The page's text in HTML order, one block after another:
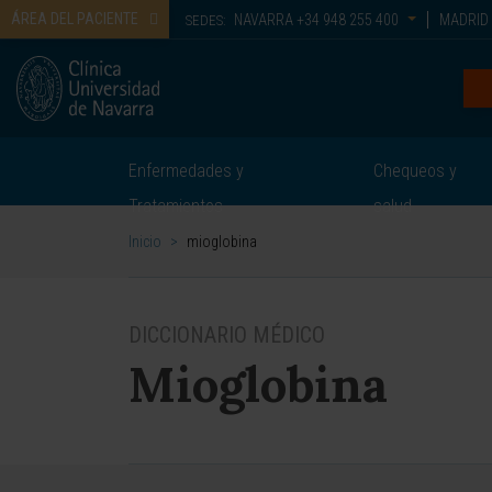
ÁREA DEL PACIENTE SEDES: NAVARRA +34 948 255 400 MADRID
Enfermedades y
Tratamientos
Chequeos y
salud
Inicio > mioglobina
DICCIONARIO MÉDICO
Mioglobina